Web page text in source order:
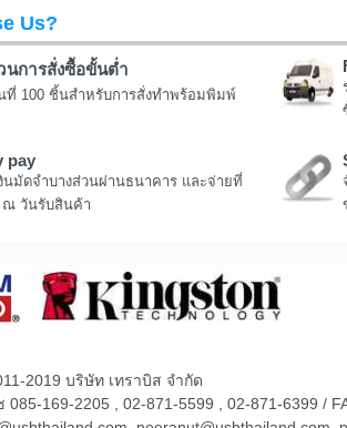
Us?
นการสั่งซื้อขั้นต่ำ
ที่ 100 ชิ้นสำหรับการสั่งทำพร้อมพิมพ์
pay
นมัดจำบางส่วนผ่านธนาคาร และจ่ายที่
ณ วันรับสินค้า
2019 บริษัท เทราบิส จำกัด
169-2205 , 02-871-5599 , 02-871-6399 /